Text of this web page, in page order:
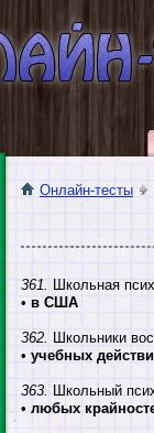
Онлайн-тесты
361.
Школьная
• в США
362. Школьники
• учебных
363. Школьный
• любых